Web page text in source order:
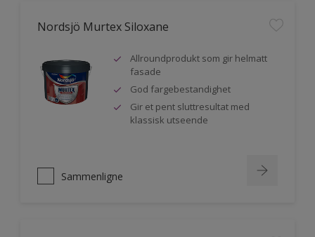
Nordsjö Murtex Siloxane
Allroundprodukt som gir helmatt
fasade
God fargebestandighet
Gir et pent sluttresultat med
klassisk utseende
Sammenligne